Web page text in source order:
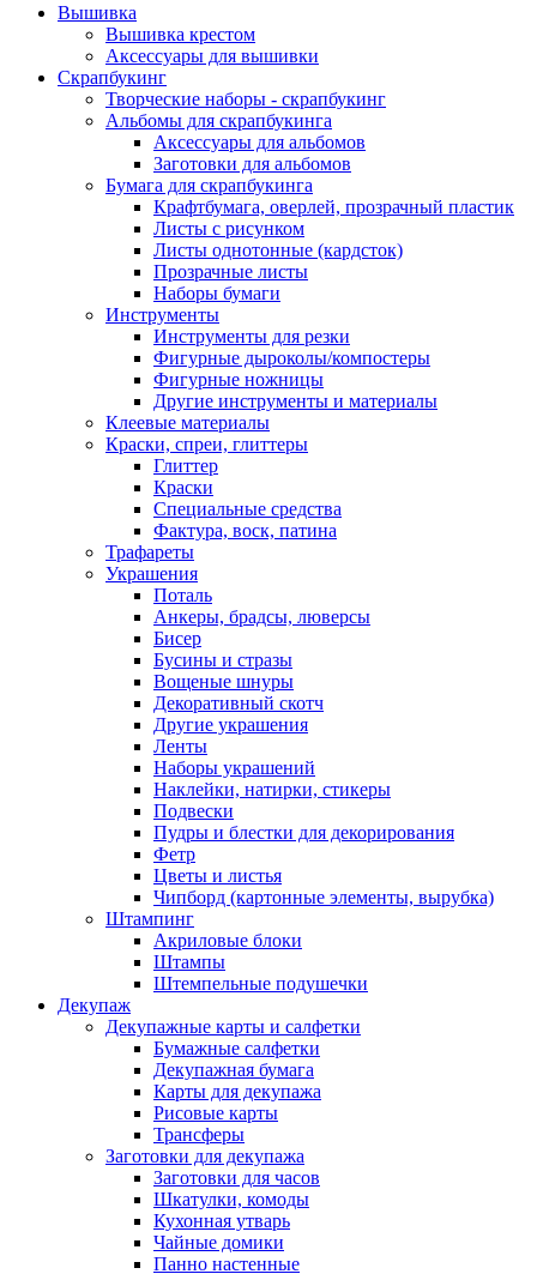
Вышивка
Вышивка крестом
Аксессуары для вышивки
Скрапбукинг
Творческие наборы - скрапбукинг
Альбомы для скрапбукинга
Аксессуары для альбомов
Заготовки для альбомов
Бумага для скрапбукинга
Крафтбумага, оверлей, прозрачный пластик
Листы c рисунком
Листы однотонные (кардсток)
Прозрачные листы
Наборы бумаги
Инструменты
Инструменты для резки
Фигурные дыроколы/компостеры
Фигурные ножницы
Другие инструменты и материалы
Клеевые материалы
Краски, спреи, глиттеры
Глиттер
Краски
Специальные средства
Фактура, воск, патина
Трафареты
Украшения
Поталь
Анкеры, брадсы, люверсы
Бисер
Бусины и стразы
Вощеные шнуры
Декоративный скотч
Другие украшения
Ленты
Наборы украшений
Наклейки, натирки, стикеры
Подвески
Пудры и блестки для декорирования
Фетр
Цветы и листья
Чипборд (картонные элементы, вырубка)
Штампинг
Акриловые блоки
Штампы
Штемпельные подушечки
Декупаж
Декупажные карты и салфетки
Бумажные салфетки
Декупажная бумага
Карты для декупажа
Рисовые карты
Трансферы
Заготовки для декупажа
Заготовки для часов
Шкатулки, комоды
Кухонная утварь
Чайные домики
Панно настенные